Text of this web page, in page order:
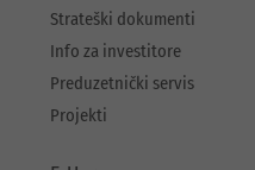
Strateški dokumenti
Info za investitore
Preduzetnički servis
Projekti